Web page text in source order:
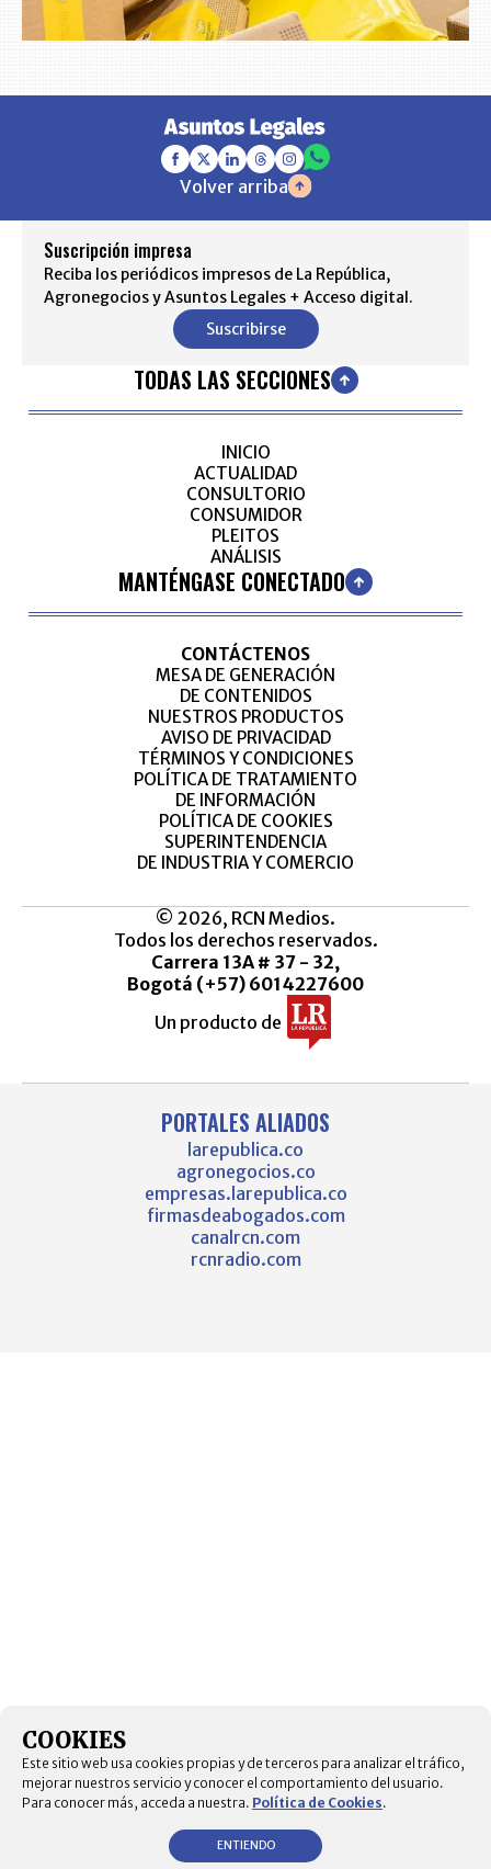
Volver arriba
Suscripción impresa
Reciba los periódicos impresos de La República,
Agronegocios y Asuntos Legales + Acceso digital.
Suscribirse
TODAS LAS SECCIONES
INICIO
ACTUALIDAD
CONSULTORIO
CONSUMIDOR
PLEITOS
ANÁLISIS
MANTÉNGASE CONECTADO
CONTÁCTENOS
MESA DE GENERACIÓN
DE CONTENIDOS
NUESTROS PRODUCTOS
AVISO DE PRIVACIDAD
TÉRMINOS Y CONDICIONES
POLÍTICA DE TRATAMIENTO
DE INFORMACIÓN
POLÍTICA DE COOKIES
SUPERINTENDENCIA
DE INDUSTRIA Y COMERCIO
© 2026, RCN Medios.
Todos los derechos reservados.
Carrera 13A # 37 - 32,
Bogotá (+57) 6014227600
Un producto de
PORTALES ALIADOS
larepublica.co
agronegocios.co
empresas.larepublica.co
firmasdeabogados.com
canalrcn.com
rcnradio.com
COOKIES
Este sitio web usa cookies propias y de terceros para analizar el tráfico,
mejorar nuestros servicio y conocer el comportamiento del usuario.
Para conocer más, acceda a nuestra. Política de Cookies.
ENTIENDO